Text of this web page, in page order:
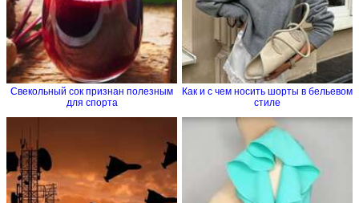
Свекольный сок признан полезным
для спорта
Как и с чем носить шорты в бельевом
стиле